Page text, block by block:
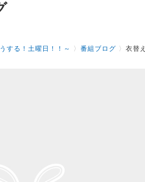
する！土曜日！！～ 〉 番組ブログ 〉 衣替